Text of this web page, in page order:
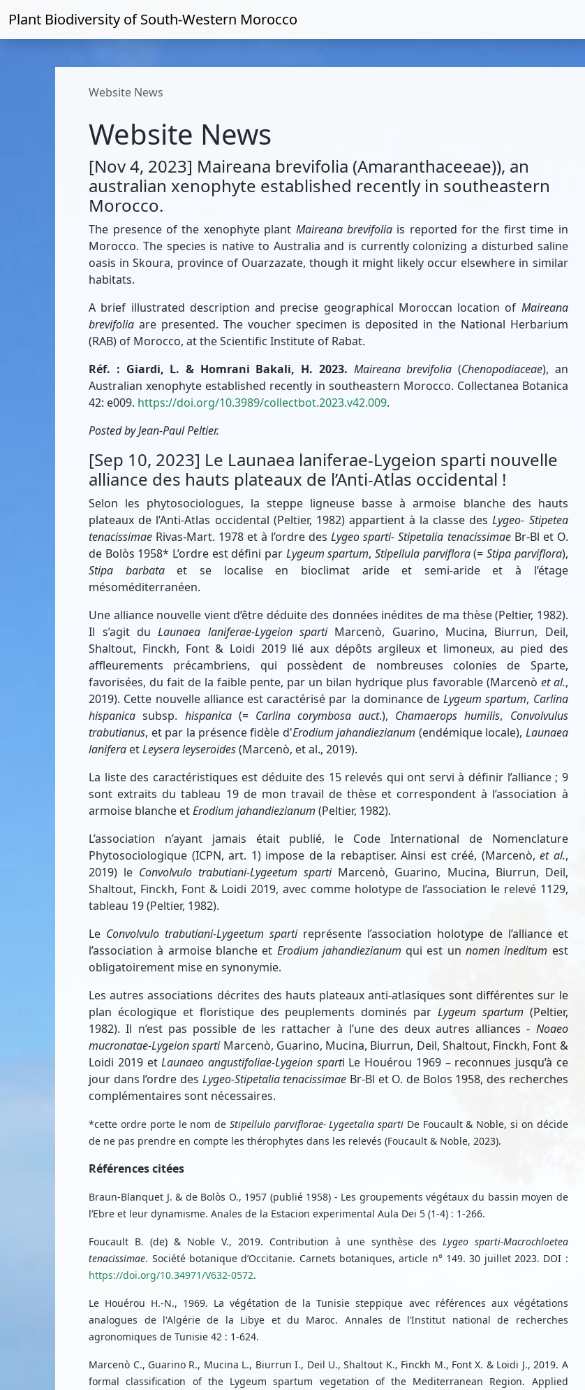
Plant Biodiversity ofSouth-Western Morocco
Website News
Website News
[Nov 4, 2023] Maireana brevifolia (Amaranthaceeae)), an
australian xenophyte established recently in southeastern
Morocco.
The presence of the xenophyte plant Maireana brevifoliais reported for the first time in
Morocco. The species is native to Australia and is currently colonizing a disturbed saline
oasis in Skoura, province of Ouarzazate, though it might likely occur elsewhere in similar
habitats.
A brief illustrated description and precise geographical Moroccan location of Maireana
brevifolia are presented. The voucher specimen is deposited in the National Herbarium
(RAB) of Morocco, at the Scientific Institute of Rabat.
Réf. : Giardi, L. & Homrani Bakali, H. 2023. Maireana brevifolia (Chenopodiaceae), an
Australian xenophyte established recently in southeastern Morocco. Collectanea Botanica
42: e009. https://doi.org/10.3989/collectbot.2023.v42.009.
Posted by Jean-Paul Peltier.
[Sep 10, 2023] Le Launaea laniferae-Lygeion sparti nouvelle
alliance des hauts plateaux de l’Anti-Atlas occidental !
Selon les phytosociologues, la steppe ligneuse basse à armoise blanche des hauts
plateaux de l’Anti-Atlas occidental (Peltier, 1982) appartient à la classe desLygeo- Stipetea
tenacissimae Rivas-Mart. 1978 et à l’ordre desLygeo sparti- Stipetalia tenacissimaeBr-Bl et O.
de Bolòs 1958* L’ordre est défini par Lygeum spartum,Stipellula parviflora(= Stipa parviflora),
Stipa barbataet se localise en bioclimat aride et semi-aride et à l’étage
mésoméditerranéen.
Une alliance nouvelle vient d’être déduite des données inédites de ma thèse (Peltier, 1982).
Il s’agit duLaunaea laniferae-Lygeion spartiMarcenò, Guarino, Mucina, Biurrun, Deil,
Shaltout, Finckh, Font & Loidi 2019 lié aux dépôts argileux et limoneux, au pied des
affleurements précambriens, qui possèdent de nombreuses colonies de Sparte,
favorisées, du fait de la faible pente, par un bilan hydrique plus favorable (Marcenò et al.,
2019). Cette nouvelle alliance est caractérisé par la dominance deLygeum spartum, Carlina
hispanica subsp. hispanica(= Carlina corymbosa auct.), Chamaerops humilis, Convolvulus
trabutianus, et par la présence fidèle d'Erodium jahandiezianum (endémique locale), Launaea
lanifera etLeysera leyseroides(Marcenò, et al., 2019).
La liste des caractéristiques est déduite des 15 relevés qui ont servi à définir l’alliance ; 9
sont extraits du tableau 19 de mon travail de thèse et correspondent à l’association à
armoise blanche etErodium jahandiezianum (Peltier, 1982).
L’association n’ayant jamais était publié, le Code International de Nomenclature
Phytosociologique (ICPN, art. 1) impose de la rebaptiser. Ainsi est créé, (Marcenò,et al.,
2019) le Convolvulo trabutiani-Lygeetum spartiMarcenò, Guarino, Mucina, Biurrun, Deil,
Shaltout, Finckh, Font & Loidi 2019, avec comme holotype de l’association le relevé 1129,
tableau 19 (Peltier, 1982).
Le Convolvulo trabutiani-Lygeetum spartireprésente l’association holotype de l’alliance et
l’association à armoise blanche et Erodium jahandiezianum qui est unnomen ineditum est
obligatoirement mise en synonymie.
Les autres associations décrites des hauts plateaux anti-atlasiques sont différentes sur le
plan écologique et floristique des peuplements dominés par Lygeum spartum (Peltier,
1982). Il n’est pas possible de les rattacher à l’une des deux autres alliances - Noaeo
mucronatae-Lygeion spartiMarcenò, Guarino, Mucina, Biurrun, Deil, Shaltout, Finckh, Font &
Loidi 2019 etLaunaeo angustifoliae-Lygeion sparti Le Houérou 1969 – reconnues jusqu’à ce
jour dans l’ordre des Lygeo-Stipetalia tenacissimae Br-Bl et O. de Bolos 1958, des recherches
complémentaires sont nécessaires.
*cette ordre porte le nom de Stipellulo parviflorae- Lygeetalia sparti De Foucault & Noble, si on décide
de ne pas prendre en compte les thérophytes dans les relevés (Foucault & Noble, 2023).
Références citées
Braun-Blanquet J. & de Bolòs O., 1957 (publié 1958) - Les groupements végétaux du bassin moyen de
l’Ebre et leur dynamisme. Anales de la Estacion experimental Aula Dei 5 (1-4) : 1-266.
Foucault B. (de) & Noble V., 2019. Contribution à une synthèse des Lygeo sparti-Macrochloetea
tenacissimae. Société botanique d’Occitanie. Carnets botaniques, article n° 149. 30 juillet 2023. DOI :
https://doi.org/10.34971/V632-0572.
Le Houérou H.-N., 1969. La végétation de la Tunisie steppique avec références aux végétations
analogues de l'Algérie de la Libye et du Maroc. Annales de l’Institut national de recherches
agronomiques de Tunisie 42 : 1-624.
Marcenò C., Guarino R., Mucina L., Biurrun I., Deil U., Shaltout K., Finckh M., Font X. & Loidi J., 2019. A
formal classification of the Lygeum spartum vegetation of the Mediterranean Region. Applied